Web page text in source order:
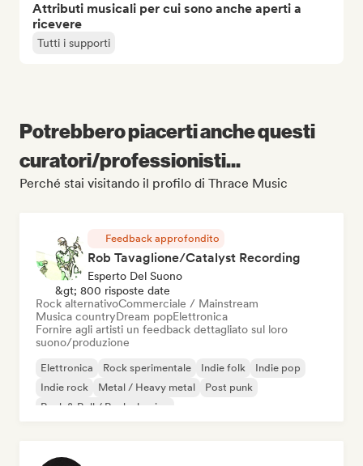
Attributi musicali per cui sono anche aperti a
ricevere
Tutti i supporti
Potrebbero piacerti anche questi
curatori/professionisti...
Perché stai visitando il profilo di Thrace Music
Feedback approfondito
Rob Tavaglione/Catalyst Recording
Esperto Del Suono
&gt; 800 risposte date
Rock alternativoCommerciale / Mainstream
Musica countryDream popElettronica
Fornire agli artisti un feedback dettagliato sul loro
suono/produzione
Elettronica Rock sperimentale Indie folk
Indie pop
Indie rock
Metal / Heavy metal
Post punk
Rock & Roll / Rock classico